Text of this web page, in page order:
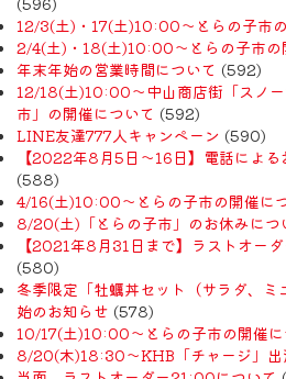
12/3(土)・17(土)10:00～とらの子市
2/4(土)・18(土)10:00～とらの子市の
年末年始の営業時間について (592)
12/18(土)10:00～中山商店街「スノ
市」の開催について (592)
LINE友達777人キャンペーン (590)
【2022年8月5日〜16日】電話によ
(588)
4/16(土)10:00～とらの子市の開催に
8/20(土)「とらの子市」のお休みにつ
【2021年8月31日まで】ラストオー
(580)
冬季限定「牡蠣丼セット（サラダ、ミ
始のお知らせ (578)
10/17(土)10:00～とらの子市の開催に
8/20(木)18:30〜KHB「チャージ」出